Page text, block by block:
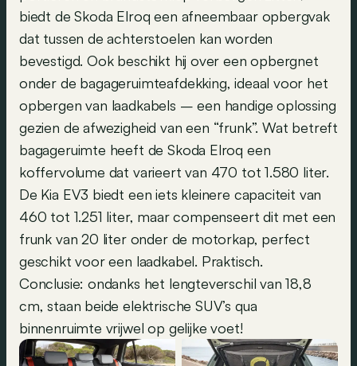
biedt de Skoda Elroq een afneembaar opbergvak
dat tussen de achterstoelen kan worden
bevestigd. Ook beschikt hij over een opbergnet
onder de bagageruimteafdekking, ideaal voor het
opbergen van laadkabels – een handige oplossing
gezien de afwezigheid van een “frunk”. Wat betreft
bagageruimte heeft de Skoda Elroq een
koffervolume dat varieert van 470 tot 1.580 liter.
De Kia EV3 biedt een iets kleinere capaciteit van
460 tot 1.251 liter, maar compenseert dit met een
frunk van 20 liter onder de motorkap, perfect
geschikt voor een laadkabel. Praktisch.
Conclusie: ondanks het lengteverschil van 18,8
cm, staan beide elektrische SUV’s qua
binnenruimte vrijwel op gelijke voet!